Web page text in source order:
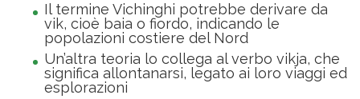
Il termine Vichinghi potrebbe derivare da
vik, cioè baia o fiordo, indicando le
popolazioni costiere del Nord
Un’altra teoria lo collega al verbo vikja, che
significa allontanarsi, legato ai loro viaggi ed
esplorazioni